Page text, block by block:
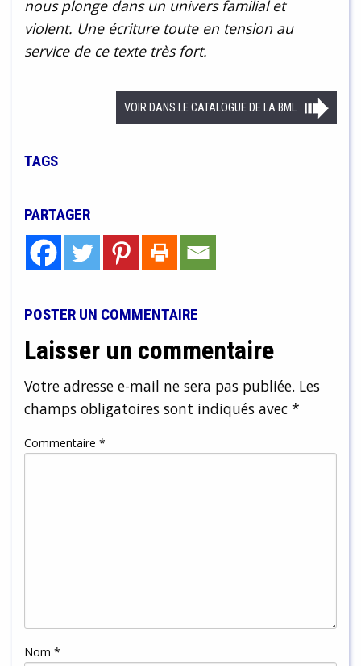
nous plonge dans un univers familial et
violent. Une écriture toute en tension au
service de ce texte très fort.
VOIR DANS LE CATALOGUE DE LA BML
TAGS
PARTAGER
POSTER UN COMMENTAIRE
Laisser un commentaire
Votre adresse e-mail ne sera pas publiée. Les
champs obligatoires sont indiqués avec *
Commentaire *
Nom *